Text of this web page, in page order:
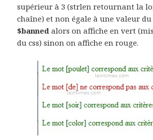
supérieur à 3 (strlen retournant la
chaîne) et non égale à une valeur
$banned alors on affiche en vert
du css) sinon on affiche en rouge.